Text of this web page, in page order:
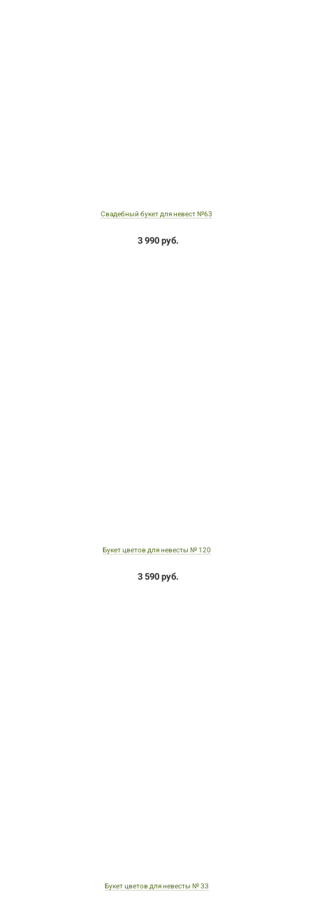
Свадебный букет для невест №63
3 990 руб.
Букет цветов для невесты № 120
3 590 руб.
Букет цветов для невесты № 33